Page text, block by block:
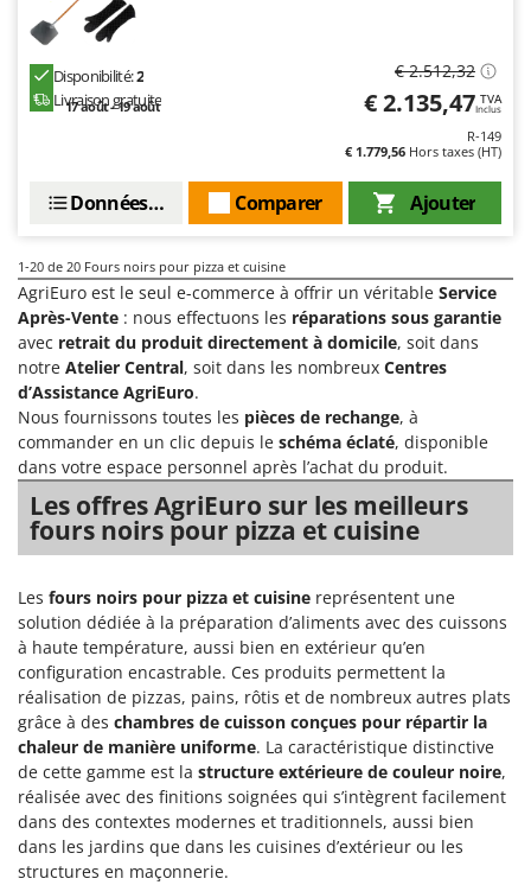
Disponibilité:2
Livraison gratuite
17 août - 19 août
€ 2.512,32
€ 2.135,47 TVA
Inclus
R-149
€ 1.779,56 Hors taxes (HT)
Ajouter
Comparer
Données techniques
1-20 de 20 Fours noirs pour pizza et cuisine
AgriEuro est le seul e-commerce à offrir un véritable Service
Après-Vente : nous effectuons les réparations sous garantie
avec retrait du produit directement à domicile, soit dans
notre Atelier Central, soit dans les nombreux Centres
d’Assistance AgriEuro.
Nous fournissons toutes les pièces de rechange, à
commander en un clic depuis le schéma éclaté, disponible
dans votre espace personnel après l’achat du produit.
Les offres AgriEuro sur les meilleurs
fours noirs pour pizza et cuisine
Les fours noirs pour pizza et cuisine représentent une
solution dédiée à la préparation d’aliments avec des cuissons
à haute température, aussi bien en extérieur qu’en
configuration encastrable. Ces produits permettent la
réalisation de pizzas, pains, rôtis et de nombreux autres plats
grâce à des chambres de cuisson conçues pour répartir la
chaleur de manière uniforme. La caractéristique distinctive
de cette gamme est la structure extérieure de couleur noire,
réalisée avec des finitions soignées qui s’intègrent facilement
dans des contextes modernes et traditionnels, aussi bien
dans les jardins que dans les cuisines d’extérieur ou les
structures en maçonnerie.